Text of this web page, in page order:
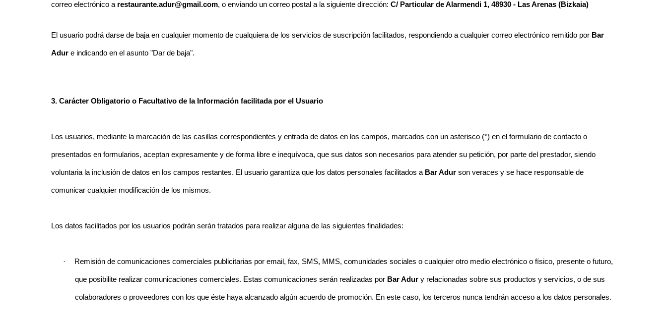
correo electrónico a restaurante.adur@gmail.com, o enviando un correo postal a la siguiente dirección: C/ Particular de Alarmendi 1, 48930 - Las Arenas (Bizkaia)
El usuario podrá darse de baja en cualquier momento de cualquiera de los servicios de suscripción facilitados, respondiendo a cualquier correo electrónico remitido por Bar
Adur e indicando en el asunto "Dar de baja".
3. Carácter Obligatorio o Facultativo de la Información facilitada por el Usuario
Los usuarios, mediante la marcación de las casillas correspondientes y entrada de datos en los campos, marcados con un asterisco (*) en el formulario de contacto o
presentados en formularios, aceptan expresamente y de forma libre e inequívoca, que sus datos son necesarios para atender su petición, por parte del prestador, siendo
voluntaria la inclusión de datos en los campos restantes. El usuario garantiza que los datos personales facilitados a Bar Adur son veraces y se hace responsable de
comunicar cualquier modificación de los mismos.
Los datos facilitados por los usuarios podrán serán tratados para realizar alguna de las siguientes finalidades:
· Remisión de comunicaciones comerciales publicitarias por email, fax, SMS, MMS, comunidades sociales o cualquier otro medio electrónico o físico, presente o futuro,
que posibilite realizar comunicaciones comerciales. Estas comunicaciones serán realizadas por Bar Adur y relacionadas sobre sus productos y servicios, o de sus
colaboradores o proveedores con los que éste haya alcanzado algún acuerdo de promoción. En este caso, los terceros nunca tendrán acceso a los datos personales.